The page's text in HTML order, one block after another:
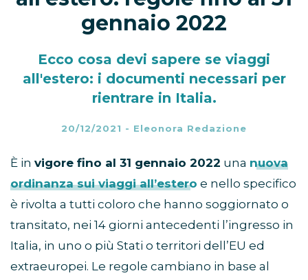
gennaio 2022
Ecco cosa devi sapere se viaggi
all'estero: i documenti necessari per
rientrare in Italia.
20/12/2021 - Eleonora Redazione
È in vigore fino al 31 gennaio 2022 una nuova
ordinanza sui viaggi all’estero e nello specifico
è rivolta a tutti coloro che hanno soggiornato o
transitato, nei 14 giorni antecedenti l’ingresso in
Italia, in uno o più Stati o territori dell’EU ed
extraeuropei. Le regole cambiano in base al